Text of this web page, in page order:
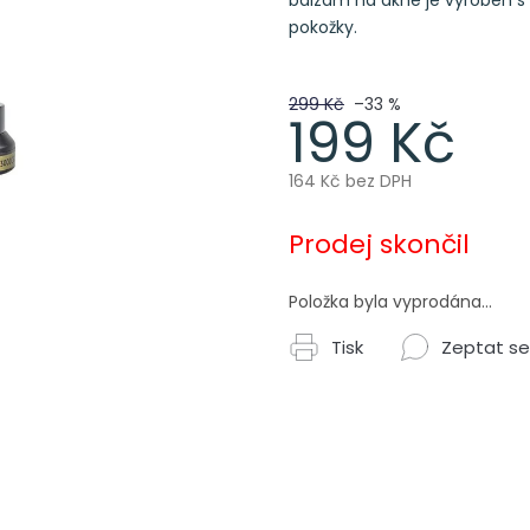
299 Kč –33 %
199 Kč
164 Kč bez DPH
cena:
Prodej skončil
Položka byla vyprodána…
pokožky.
Tisk Zeptat se